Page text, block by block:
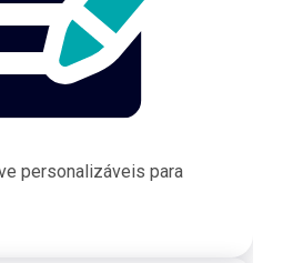
personalizáveis para